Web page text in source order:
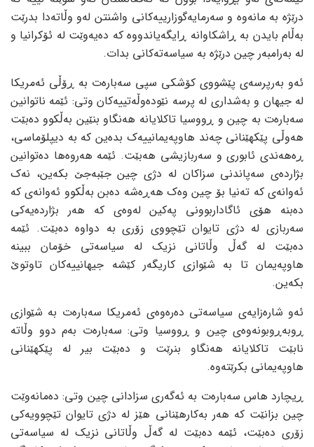
درێژە بە مانەوە و سەرمایەگوزارییەکانی واشنتن لەو وڵاتەدا بدرێت
بەڵام بایدن بە ڕاشکاوانە ڕایگەیاندووە کە دەیەوێت لە ئۆکرانیا و
لە بەرامبەر چین درێژە بە سیاسەتەکانی بدات.
ئەو بەرپرسەی پێشووی کۆشکی سپی سەبارەت بە ڕۆڵی ئەمریکا
لە جیهان و بەشداری لە پرسە نێودەوڵەتییەکان وتی: ئێمە ناتوانین
سەبارەت بە چین و ڕووسیا تاکلایانە هەنگاو بنێین بەڵکوو دەبێت
هەوڵی پێکهێنانی چەند هاوپەیمانییەک بدەین کە بە دیپلۆماسی،
ڕەهەندی ئابوری و سەربازیشی هەبێت. ئێمە هەروەها دەتوانین
بژاردەی سەپاندنی سزاکان لە دژی چین جێبەجێ بکەین، نەک
ئەوانەی کە تەنیا بۆ چین وەک هەڕەشە دەبن بەڵکوو ئەوانەی کە
دەبنە هۆی ئاگاداربوونی پەکین لەوەی کە هەر بژاردەیەکی
سەربازی لە دژی تایوان تێچووی زۆری بە دواوە دەبێت. ئێمە
دەبێت لە گەڵ وڵاتانی نزیک لە سیاسەتی خۆمان ببینە
هاوپەیمان تا بە شێوازی کاریگەر کێشە جیهانییەکان تاوتوێ
بکەین.
ئەو شارەزایەی سیاسەتی دەرەوەی ئەمریکا سەبارەت بە شێوازی
ڕوبەڕوبونەوەی چین و ڕووسیا وتی: سەبارەت بەم دوو وڵاتە
نابێت تاکلایانە هەنگاو بنرێت و دەبێت بیر لە پێکهێنانی
هاوپەیمانی بکرێتەوە.
ڕیچارد هاس سەبارەت بە ئەگەری سزادانی چین وتی: دەمانەوێت
چین بزانێت کە هەر بەکارهێنانی هێز لە دژی تایوان تێچوویەکی
زۆری دەبێت، ئێمە دەبێت لە گەڵ وڵاتانی نزیک لە سیاسەتی